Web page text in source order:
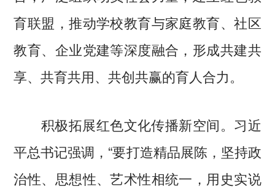
育联盟，推动学校教育与家庭教育、社区
教育、企业党建等深度融合，形成共建共
享、共育共用、共创共赢的育人合力。
积极拓展红色文化传播新空间。习近
平总书记强调，“要打造精品展陈，坚持政
治性、思想性、艺术性相统一，用史实说